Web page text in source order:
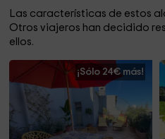
Las características de estos
Otros viajeros han decidido
ellos.
¡Sólo 24€ más!